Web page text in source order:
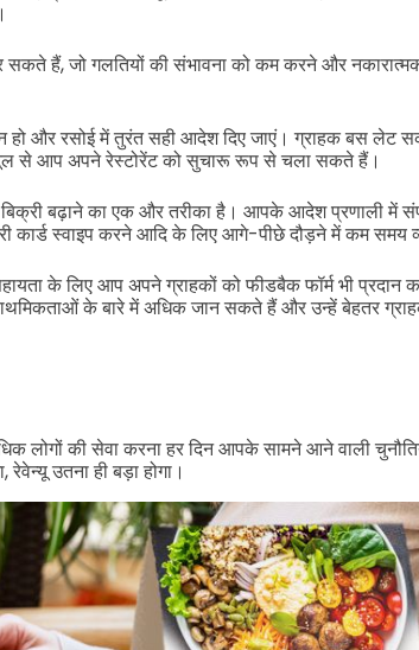
हैं, जो गलतियों की संभावना को कम करने और
हो और रसोई में तुरंत सही आदेश दिए जाएं। ग्राहक बस लेट
से आप अपने रेस्टोरेंट को सुचारू रूप से चला सकते हैं।
बढ़ाने का एक और तरीका है। आपके आदेश प्रणाली में
कार्ड स्वाइप करने आदि के लिए आगे-पीछे दौड़ने में कम समय
के लिए आप अपने ग्राहकों को फीडबैक फॉर्म भी
के बारे में अधिक जान सकते हैं और उन्हें बेहतर
लोगों की सेवा करना हर दिन आपके सामने आने वाली
उतना ही बड़ा होगा।